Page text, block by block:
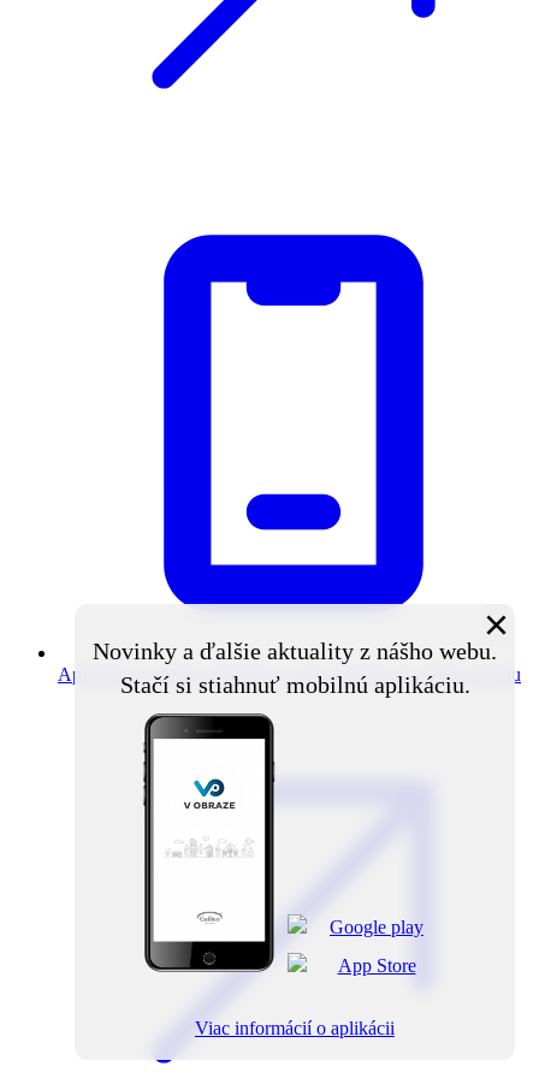
Aplikácia V obraze Novinky z obce priamo do vášho mobilu
Novinky a ďalšie aktuality z nášho webu.
Stačí si stiahnuť mobilnú aplikáciu.
×
Viac informácií o aplikácii